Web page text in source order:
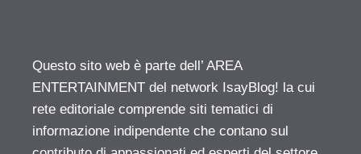
Questo sito web è parte dell’ AREA
ENTERTAINMENT del network IsayBlog! la cui
rete editoriale comprende siti tematici di
informazione indipendente che contano sul